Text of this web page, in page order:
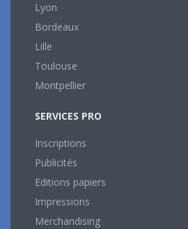
Lyon
Bordeaux
Lille
Toulouse
Montpellier
SERVICES PRO
Inscriptions
Publicités
Editions papiers
Impressions
Merchandising